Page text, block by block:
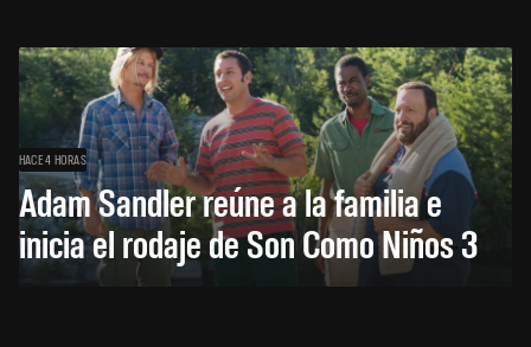
HACE 4 HORAS
Adam Sandler reúne a la familia e
inicia el rodaje de Son Como Niños 3